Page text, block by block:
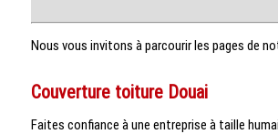
Nous vous invitons à parcourir les pages de
Couverture toiture Douai
Faites confiance à une entreprise à taille